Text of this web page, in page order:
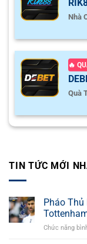
Nhà
🔥
Quà
TIN TỨC MỚI
Pháo Thủ
Chức năng